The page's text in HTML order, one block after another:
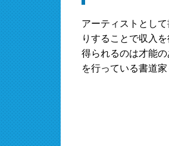
アーティストとし
りすることで収入
得られるのは才能
を行っている書道家